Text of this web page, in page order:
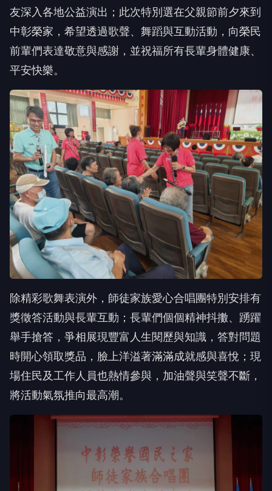
友深入各地公益演出；此次特別選在父親節前夕來到
中彰榮家，希望透過歌聲、舞蹈與互動活動，向榮民
前輩們表達敬意與感謝，並祝福所有長輩身體健康、
平安快樂。
除精彩歌舞表演外，師徒家族愛心合唱團特別安排有
獎徵答活動與長輩互動；長輩們個個精神抖擻、踴躍
舉手搶答，爭相展現豐富人生閱歷與知識，答對問題
時開心領取獎品，臉上洋溢著滿滿成就感與喜悅；現
場住民及工作人員也熱情參與，加油聲與笑聲不斷，
將活動氣氛推向最高潮。